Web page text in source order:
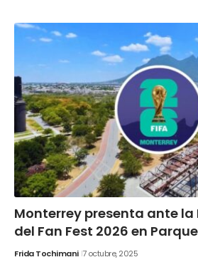
Monterrey presenta ante la
del Fan Fest 2026 en
Frida Tochimani 7 octubre, 2025